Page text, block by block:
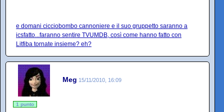
e domani cicciobombo cannoniere e il suo gruppetto saranno a
icsfatto...faranno sentire TVUMDB, così come hanno fatto con
Litfiba tornate insieme? eh?
Meg 15/11/2010, 16:09
1 punto